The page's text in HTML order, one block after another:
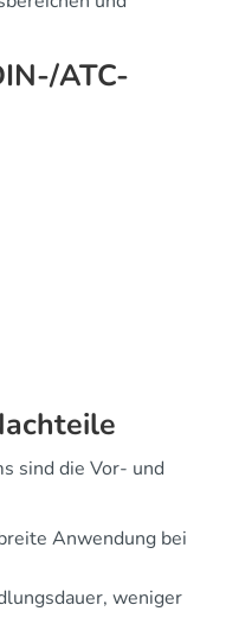
ATC-
sind die Vor- und
Anwendung bei
weniger